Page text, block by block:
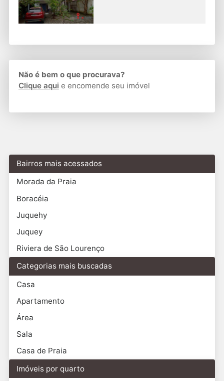
Não é bem o que procurava?
Clique aqui e encomende seu imóvel
Bairros mais acessados
Morada da Praia
Boracéia
Juquehy
Juquey
Riviera de São Lourenço
Categorias mais buscadas
Casa
Apartamento
Área
Sala
Casa de Praia
Imóveis por quarto